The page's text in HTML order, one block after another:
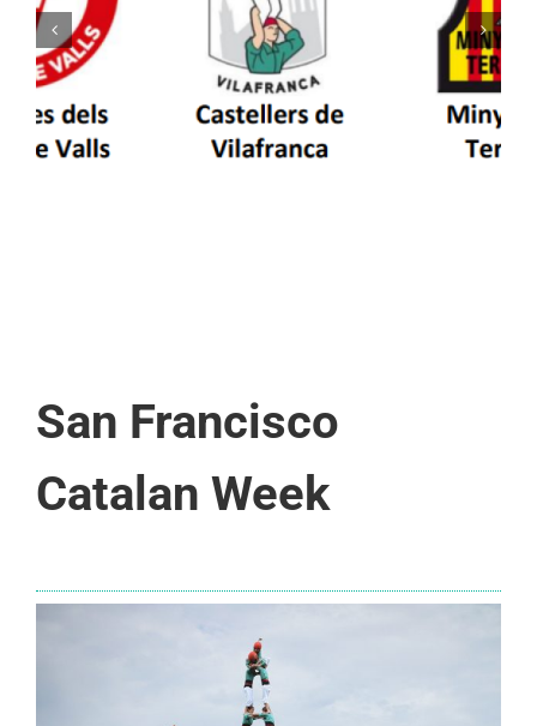
Els Castellers de Vilafranca unieixen tradició i
patrimoni en un viatge de colla a la Vall
d’Aran i a la Vall de Boí
San Francisco
Catalan Week